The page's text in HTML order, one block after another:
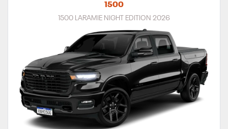
1500
1500 LARAMIE NIGHT EDITION 2026